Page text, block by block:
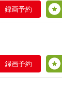
録画予約
録画予約